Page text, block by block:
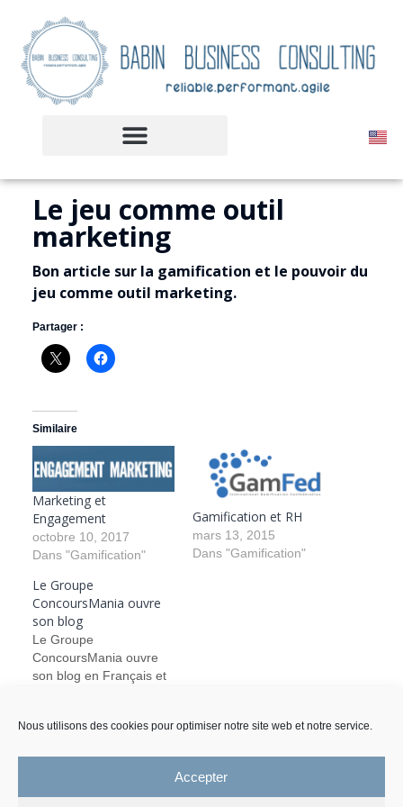
Nous utilisons des cookies pour optimiser notre site web et notre service.
Accepter
Le jeu comme outil
marketing
Bon article sur la gamification et le pouvoir du
jeu comme outil marketing.
Partager :
Similaire
Marketing et
Engagement
octobre 10, 2017
Dans "Gamification"
Gamification et RH
mars 13, 2015
Dans "Gamification"
Le Groupe
ConcoursMania ouvre
son blog
Le Groupe
ConcoursMania ouvre
son blog en Français et
vous en pensez. Vous y
toutes les campagnes
juin 21, 2011